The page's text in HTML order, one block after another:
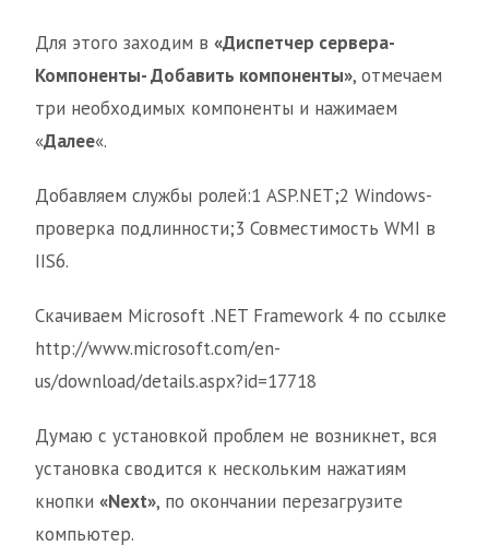
Для этого заходим в «Диспетчер сервера-
Компоненты- Добавить компоненты», отмечаем
три необходимых компоненты и нажимаем
«Далее«.
Добавляем службы ролей:1 ASP.NET;2 Windows-
проверка подлинности;3 Совместимость WMI в
IIS6.
Скачиваем Microsoft .NET Framework 4 по ссылке
http://www.microsoft.com/en-
us/download/details.aspx?id=17718
Думаю с установкой проблем не возникнет, вся
установка сводится к нескольким нажатиям
кнопки «Next», по окончании перезагрузите
компьютер.